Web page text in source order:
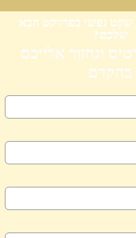
שקט נפשי בפרויקט הבא
שלכם?
ונחזור אלייכם
בהקדם